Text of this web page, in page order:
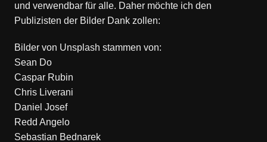
und verwendbar für alle. Daher möchte ich den
Publizisten der Bilder Dank zollen:
Bilder von Unsplash stammen von:
Sean Do
Caspar Rubin
Chris Liverani
Daniel Josef
Redd Angelo
Sebastian Bednarek